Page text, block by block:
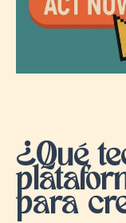
¿Qué
para